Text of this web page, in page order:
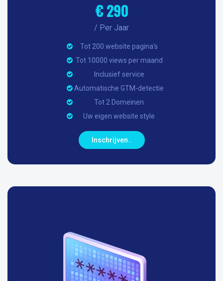
€ 290
/ Per Jaar
Tot 200 website pagina's
Tot 10000 views per maand
Inclusief service
Automatische GTM-detectie
Tot 2 Domeinen
Uw eigen website style
Inschrijven..